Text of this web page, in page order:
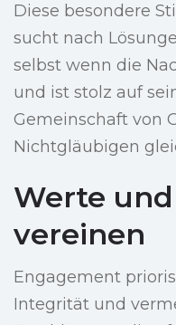
Diese besondere
sucht nach
selbst wenn die
und ist stolz auf
Gemeinschaft von
Nichtgläubigen
Werte
vereinen
Engagement
Integrität und